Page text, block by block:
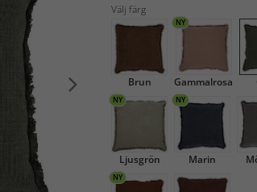
Välj färg
Brun
NY
Gammalrosa
NY
Ljusgrön
NY
Marin
NY